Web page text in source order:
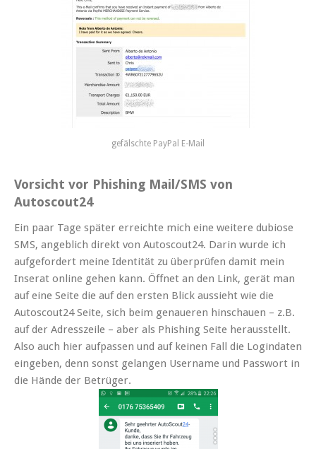
gefälschte PayPal E-Mail
Vorsicht vor Phishing Mail/SMS von
Autoscout24
Ein paar Tage später erreichte mich eine weitere dubiose
SMS, angeblich direkt von Autoscout24. Darin wurde ich
aufgefordert meine Identität zu überprüfen damit mein
Inserat online gehen kann. Öffnet an den Link, gerät man
auf eine Seite die auf den ersten Blick aussieht wie die
Autoscout24 Seite, sich beim genaueren hinschauen – z.B.
auf der Adresszeile – aber als Phishing Seite herausstellt.
Also auch hier aufpassen und auf keinen Fall die Logindaten
eingeben, denn sonst gelangen Username und Passwort in
die Hände der Betrüger.